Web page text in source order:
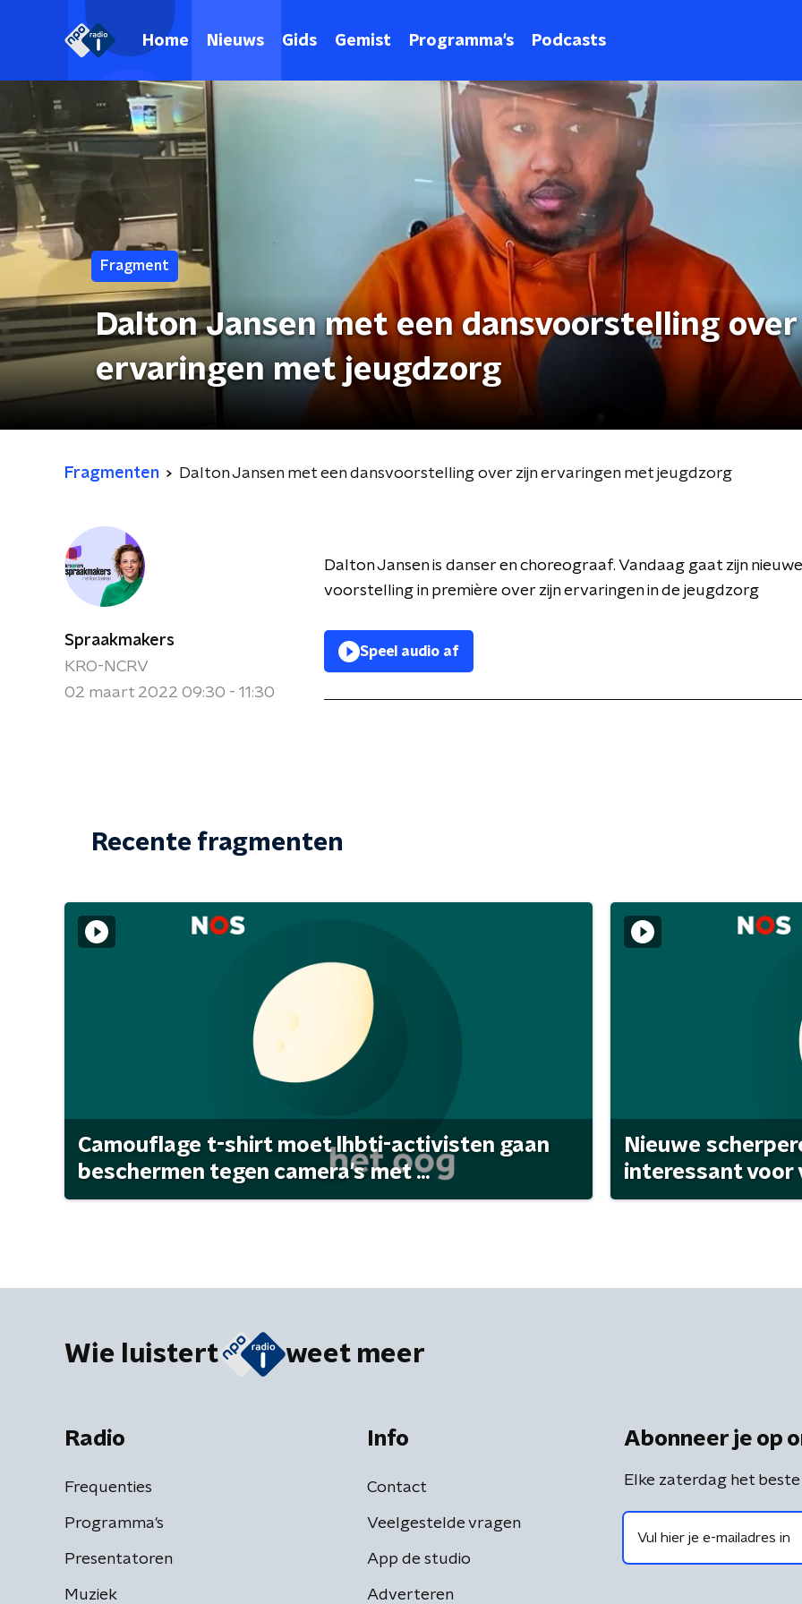
Home Nieuws Gids Gemist Programma's Podcasts
Fragment
Dalton Jansen met een dansvoorstelling
ervaringen met jeugdzorg
Fragmenten Dalton Jansen met een dansvoorstelling over zijn ervaringen met jeugdzorg
Spraakmakers
KRO-NCRV
02 maart 2022 09:30 - 11:30
Dalton Jansen is danser en choreograaf. Vandaag gaat zijn nieuwe
voorstelling in première over zijn ervaringen in de jeugdzorg
Speel audio af
Recente fragmenten
Camouflage t-shirt moet lhbti-activisten gaan
beschermen tegen camera's met ...
Nieuwe
interessant voor
Wie luistert weet meer
Radio
Frequenties
Programma's
Presentatoren
Muziek
Info
Contact
Veelgestelde vragen
App de studio
Adverteren
Abonneer je op
Elke zaterdag het beste